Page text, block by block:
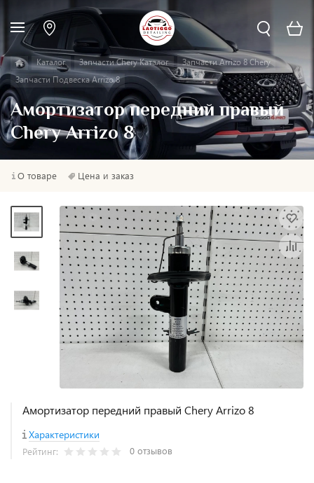
Каталог Запчасти Chery Каталог
Запчасти Arrizo 8 Chery
Запчасти Подвеска Arrizo 8
Амортизатор передний правый
Chery Arrizo 8
О товаре Цена и заказ
Амортизатор передний правый Chery Arrizo 8
Характеристики
Рейтинг: 0 отзывов